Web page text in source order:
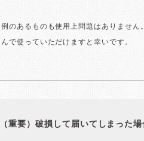
のあるものも使用上問題はありません
で使っていただけますと幸いです。
重要）破損して届いてしまった場